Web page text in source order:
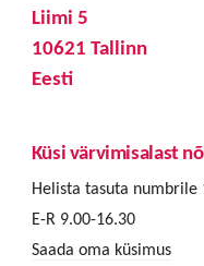
Liimi 5
10621 Tallinn
Eesti
Küsi värvimisalast
Helista tasuta numbrile
E-R 9.00-16.30
Saada oma küsimus